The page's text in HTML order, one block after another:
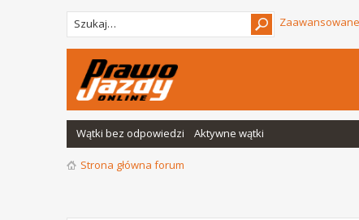
Zaawansowane
Wątki bez odpowiedzi Aktywne wątki
Strona główna forum